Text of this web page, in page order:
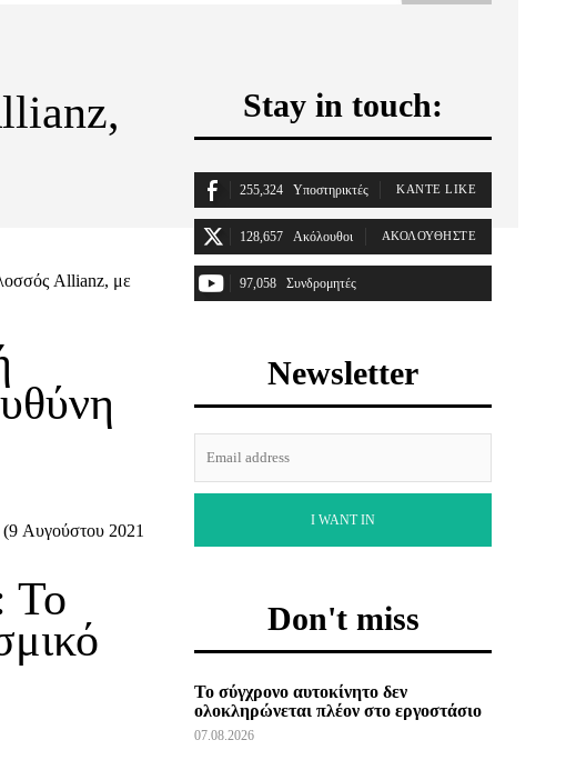
Allianz, με
(9 Αυγούστου 2021
Το
Stay in touch:
255,324 Υποστηρικτές ΚΆΝΤΕ LIKE
128,657 Ακόλουθοι ΑΚΟΛΟΥΘΉΣΤΕ
97,058 Συνδρομητές
Newsletter
I WANT IN
Don't miss
Το σύγχρονο αυτοκίνητο δεν
ολοκληρώνεται πλέον στο εργοστάσιο
07.08.2026